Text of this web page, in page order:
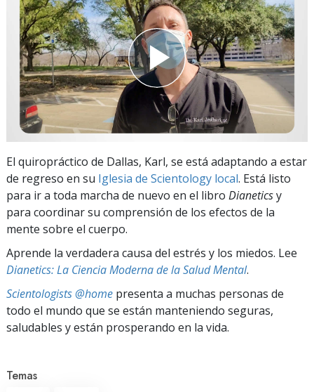
El quiropráctico de Dallas, Karl, se está adaptando a estar
de regreso en su Iglesia de Scientology local. Está listo
para ir a toda marcha de nuevo en el libro Dianeticsy
para coordinar su comprensión de los efectos de la
mente sobre el cuerpo.
Aprende la verdadera causa del estrés y los miedos. Lee
Dianetics: La Ciencia Moderna de la Salud Mental.
Scientologists @home presenta a muchas personas de
todo el mundo que se están manteniendo seguras,
saludables y están prosperando en la vida.
Temas